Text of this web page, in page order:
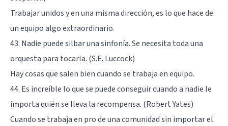
Trabajar unidos y en una misma dirección, es lo que hace de
un equipo algo extraordinario.
43. Nadie puede silbar una sinfonía. Se necesita toda una
orquesta para tocarla. (S.E. Luccock)
Hay cosas que salen bien cuando se trabaja en equipo.
44. Es increíble lo que se puede conseguir cuando a nadie le
importa quién se lleva la recompensa. (Robert Yates)
Cuando se trabaja en pro de una comunidad sin importar el